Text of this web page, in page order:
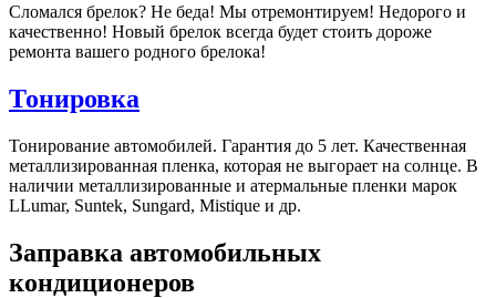
Сломался брелок? Не беда! Мы отремонтируем! Недорого и
качественно! Новый брелок всегда будет стоить дороже
ремонта вашего родного брелока!
Тонировка
Тонирование автомобилей. Гарантия до 5 лет. Качественная
металлизированная пленка, которая не выгорает на солнце. В
наличии металлизированные и атермальные пленки марок
LLumar, Suntek, Sungard, Mistique и др.
Заправка автомобильных
кондиционеров